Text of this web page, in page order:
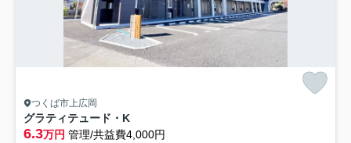
つくば市上広岡
グラティテュード・K
6.3万円 管理/共益費4,000円